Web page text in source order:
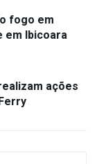
fogo em
em Ibicoara
ações